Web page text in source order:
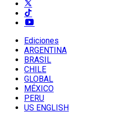
Ediciones
ARGENTINA
BRASIL
CHILE
GLOBAL
MÉXICO
PERU
US ENGLISH